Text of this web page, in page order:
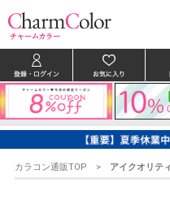
カラコン通販TOP アイクオリテ